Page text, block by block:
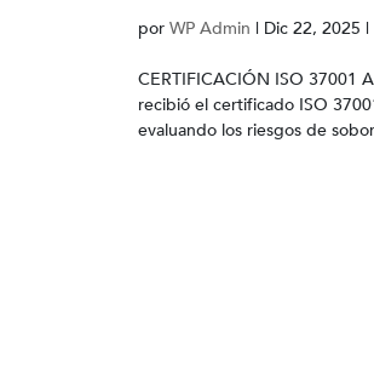
por WP Admin | Dic 22, 2025 |
CERTIFICACIÓN ISO 37001
recibió el certificado ISO
evaluando los riesgos de